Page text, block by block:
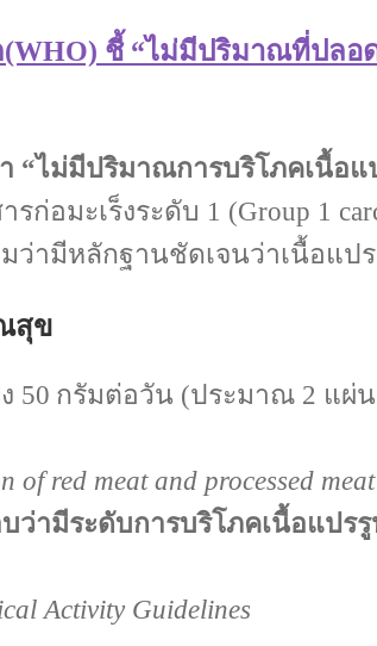
ชี้ “ไม่มีปริมาณที่ปลอ
“ไม่มีปริมาณการบริโภคเนื้อ
อมะเร็งระดับ 1 (Group 1
ว่ามีหลักฐานชัดเจนว่าเนื้อแป
สุข
50 กรัมต่อวัน (ประมาณ 2 แผ่
red meat and processed meat
ว่ามีระดับการบริโภคเนื้อแปร
Activity Guidelines